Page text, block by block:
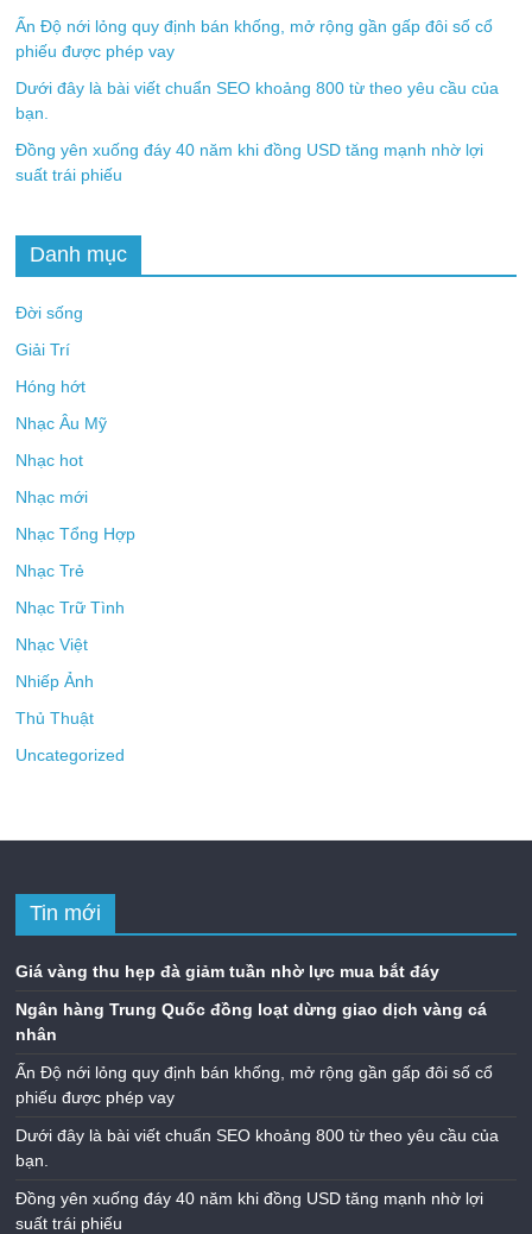
Ấn Độ nới lỏng quy định bán khống, mở rộng gần gấp đôi số cổ
phiếu được phép vay
Dưới đây là bài viết chuẩn SEO khoảng 800 từ theo yêu cầu của
bạn.
Đồng yên xuống đáy 40 năm khi đồng USD tăng mạnh nhờ lợi
suất trái phiếu
Danh mục
Đời sống
Giải Trí
Hóng hớt
Nhạc Âu Mỹ
Nhạc hot
Nhạc mới
Nhạc Tổng Hợp
Nhạc Trẻ
Nhạc Trữ Tình
Nhạc Việt
Nhiếp Ảnh
Thủ Thuật
Uncategorized
Tin mới
Giá vàng thu hẹp đà giảm tuần nhờ lực mua bắt đáy
Ngân hàng Trung Quốc đồng loạt dừng giao dịch vàng cá
nhân
Ấn Độ nới lỏng quy định bán khống, mở rộng gần gấp đôi số cổ
phiếu được phép vay
Dưới đây là bài viết chuẩn SEO khoảng 800 từ theo yêu cầu của
bạn.
Đồng yên xuống đáy 40 năm khi đồng USD tăng mạnh nhờ lợi
suất trái phiếu